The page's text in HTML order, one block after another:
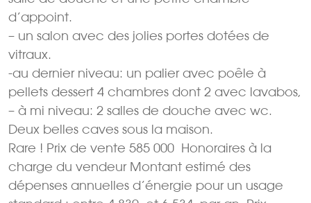
d’appoint.
– un salon avec des jolies portes dotées de
vitraux.
-au dernier niveau: un palier avec poêle à
pellets dessert 4 chambres dont 2 avec lavabos,
– à mi niveau: 2 salles de douche avec wc.
Deux belles caves sous la maison.
Rare ! Prix de vente 585 000  Honoraires à la
charge du vendeur Montant estimé des
dépenses annuelles d’énergie pour un usage